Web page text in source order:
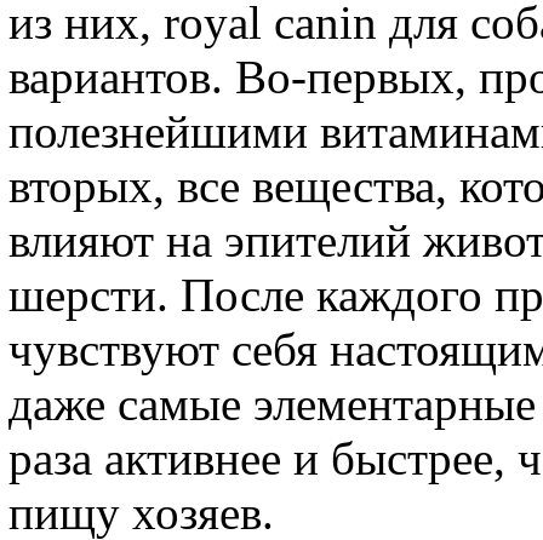
из них, royal canin для
вариантов. Во-первых,
полезнейшими
вторых, все вещества,
влияют на эпителий
шерсти. После каждого
чувствуют себя
даже самые
раза активнее и
пищу хозяев.